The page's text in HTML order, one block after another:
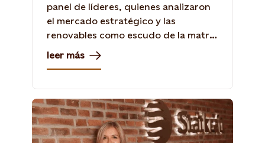
panel de líderes, quienes analizaron
el mercado estratégico y las
renovables como escudo de la matriz
eléctrica y lucha contra el cambio
leer más